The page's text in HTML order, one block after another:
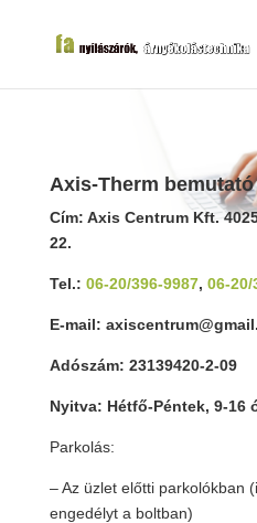
Axis-Therm
Cím: Axis Centrum Kft.
22.
Tel.: 06-20/396-9987, 06-20/
E-mail:
Adószám: 23139420-2-09
Nyitva: Hétfő-Péntek, 9-16
Parkolás:
– Az üzlet előtti parkolókban
engedélyt a boltban)